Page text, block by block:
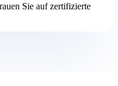
Sie auf zertifizierte